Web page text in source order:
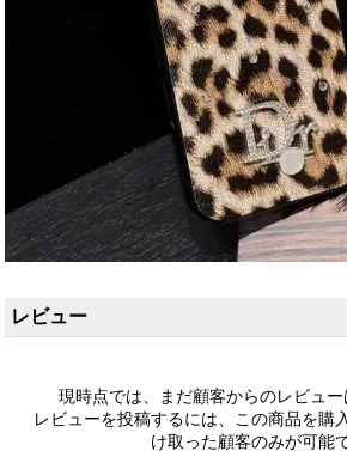
レビュー
現時点では、まだ顧客からのレビュー
レビューを投稿するには、この商品を購
け取った顧客のみが可能